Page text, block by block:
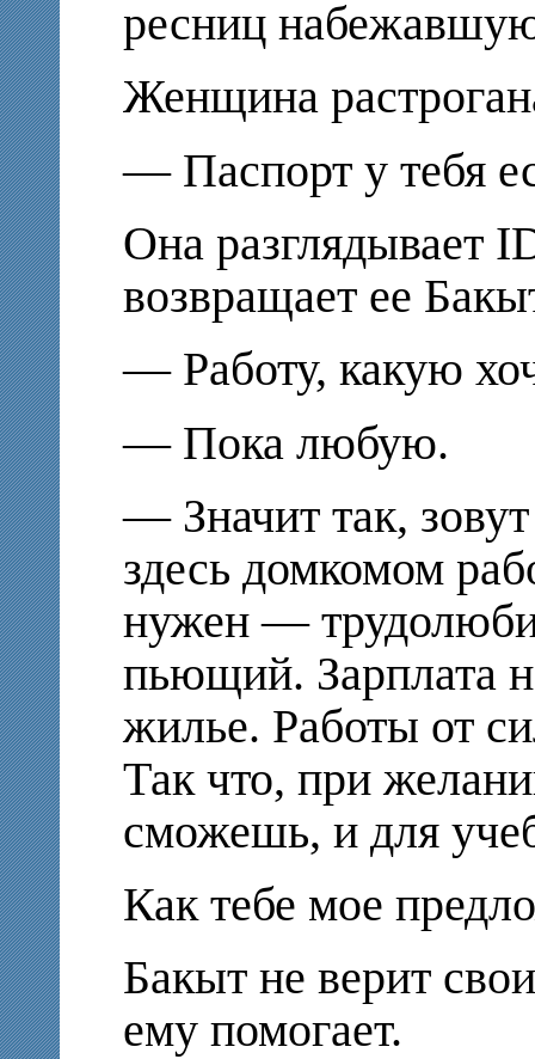
ресниц
Женщина
— Паспорт у тебя
Она разглядывает
возвращает ее
— Работу, какую
— Пока любую.
— Значит так,
здесь домкомом
нужен —
пьющий. Зарплата
жилье. Работы от
Так что, при
сможешь, и для
Как тебе мое
Бакыт не верит
ему помогает.